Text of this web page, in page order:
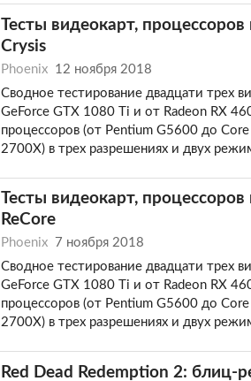
Тесты видеокарт,
Crysis
Phoenix
12 ноября 2018
Сводное тестирование двадцати трех
GeForce GTX 1080 Ti и от Radeon RX
процессоров (от Pentium G5600 до
2700X) в трех разрешениях и двух
Тесты видеокарт,
ReCore
Phoenix
7 ноября 2018
Сводное тестирование двадцати трех
GeForce GTX 1080 Ti и от Radeon RX
процессоров (от Pentium G5600 до
2700X) в трех разрешениях и двух
Red Dead Redemption 2: блиц-